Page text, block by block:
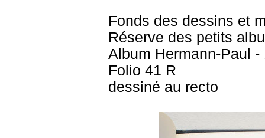
Fonds des dessins et
Réserve des petits
Album Hermann-Paul -
Folio 41 R
dessiné au recto